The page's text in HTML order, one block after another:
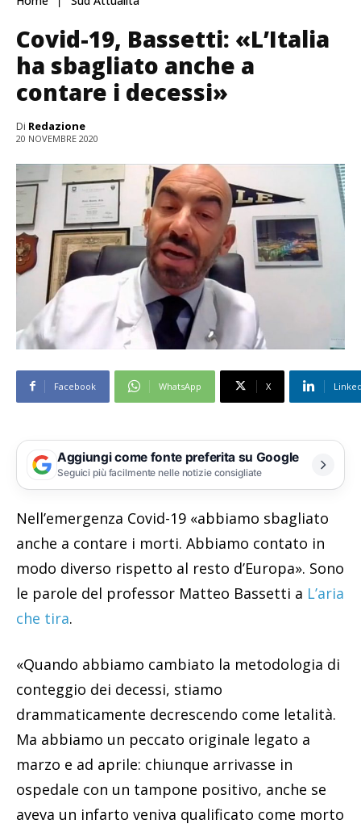
Covid-19, Bassetti: «L’Italia
ha sbagliato anche a
contare i decessi»
Di Redazione
20 NOVEMBRE 2020
Facebook WhatsApp X
Aggiungi come fonte preferita su Google
Seguici più facilmente nelle notizie consigliate
Nell’emergenza Covid-19 «abbiamo sbagliato
anche a contare i morti. Abbiamo contato in
modo diverso rispetto al resto d’Europa». Sono
le parole del professor Matteo Bassetti a L’aria
che tira.
«Quando abbiamo cambiato la metodologia di
conteggio dei decessi, stiamo
drammaticamente decrescendo come letalità.
Ma abbiamo un peccato originale legato a
marzo e ad aprile: chiunque arrivasse in
ospedale con un tampone positivo, anche se
aveva un infarto veniva qualificato come morto